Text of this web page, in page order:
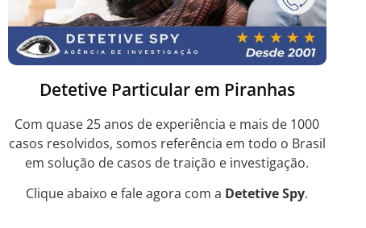
Detetive Particular em Piranhas
Com quase 25 anos de experiência e mais de 1000
casos resolvidos, somos referência em todo o Brasil
em solução de casos de traição e investigação.
Clique abaixo e fale agora com a Detetive Spy.